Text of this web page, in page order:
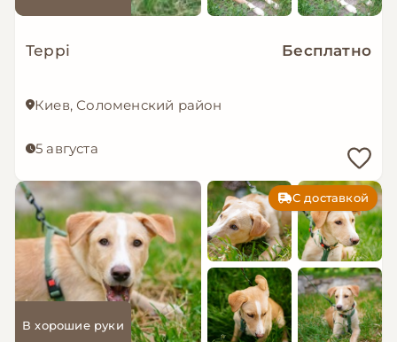
Террі Бесплатно
Киев, Соломенский район
5 августа
С доставкой
В хорошие руки